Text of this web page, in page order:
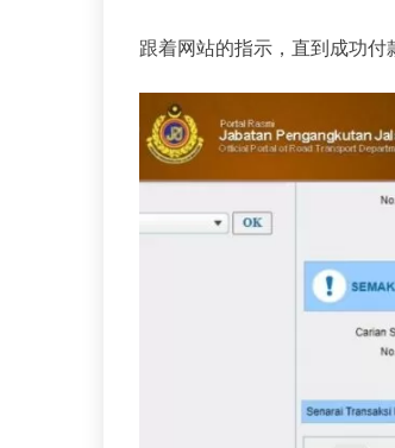
跟着网站的指示，直到成功付